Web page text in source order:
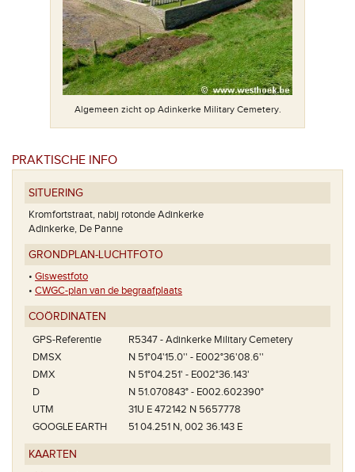
Algemeen zicht op Adinkerke Military Cemetery.
PRAKTISCHE INFO
SITUERING
Kromfortstraat, nabij rotonde Adinkerke
Adinkerke, De Panne
GRONDPLAN-LUCHTFOTO
• Giswestfoto
• CWGC-plan van de begraafplaats
COÖRDINATEN
GPS-Referentie
R5347 - Adinkerke Military Cemetery
DMSX
N 51°04'15.0'' - E002°36'08.6''
DMX
N 51°04.251' - E002°36.143'
D
N 51.070843° - E002.602390°
UTM
31U E 472142 N 5657778
GOOGLE EARTH
51 04.251 N, 002 36.143 E
KAARTEN